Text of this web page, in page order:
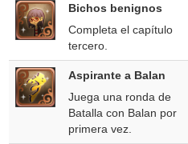
Bichos benignos
Completa el capítulo
tercero.
Aspirante a Balan
Juega una ronda de
Batalla con Balan por
primera vez.